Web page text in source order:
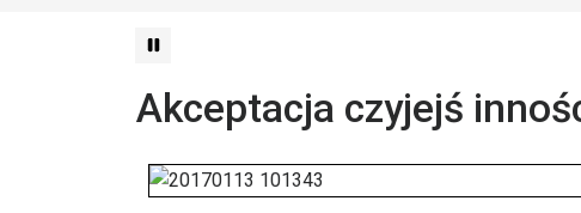
Akceptacja czyjejś